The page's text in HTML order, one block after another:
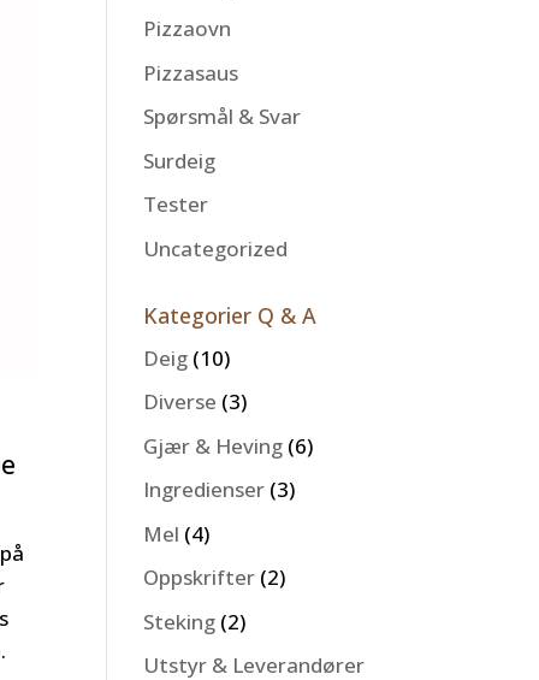
Pizzaovn
Pizzasaus
Spørsmål & Svar
Surdeig
Tester
Uncategorized
Kategorier Q & A
Deig (10)
Diverse (3)
Gjær & Heving (6)
Ingredienser (3)
Mel (4)
Oppskrifter (2)
Steking (2)
Utstyr & Leverandører